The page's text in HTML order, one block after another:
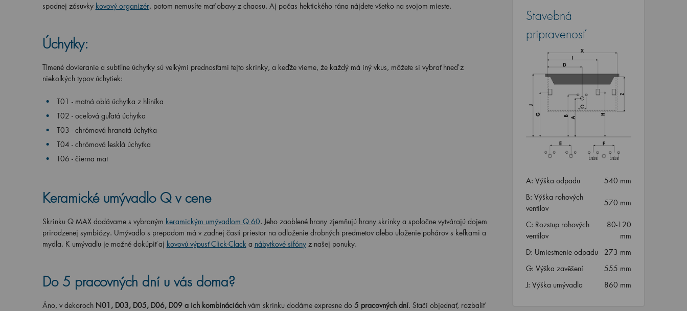
spodnej zásuvky kovový organizér, potom nemusíte mať obavy z chaosu. Aj počas hektického rána nájdete všetko na svojom mieste.
Úchytky:
Tlmené dovieranie a subtílne úchytky sú veľkými prednosťami tejto skrinky, a keďže vieme, že každý má iný vkus, môžete si vybrať hneď z
niekoľkých typov úchytiek:
T01 - matná oblá úchytka z hliníka
T02 - oceľová guľatá úchytka
T03 - chrómová hranatá úchytka
T04 - chrómová lesklá úchytka
T06 - čierna mat
Keramické umývadlo Q v cene
Skrinku Q MAX dodávame s vybraným keramickým umývadlom Q 60. Jeho zaoblené hrany zjemňujú hrany skrinky a spoločne vytvárajú dojem
prirodzenej symbiózy. Umývadlo s prepadom má v zadnej časti priestor na odloženie drobných predmetov alebo uloženie pohárov s kefkami a
mydla. K umývadlu je možné dokúpiť aj kovovú výpusť Click-Clack a nábytkové sifóny z našej ponuky.
Do 5 pracovných dní u vás doma?
Áno, v dekoroch N01, D03, D05, D06, D09 a ich kombináciách vám skrinku dodáme expresne do 5 pracovných dní. Stačí objednať, rozbaliť
Stavebná
pripravenosť
A: Výška odpadu
540 mm
B: Výška rohových
ventilov
570 mm
C: Rozstup rohových
ventilov
80-120
mm
D: Umiestnenie odpadu
273 mm
G: Výška zavěšení
555 mm
J: Výška umývadla
860 mm